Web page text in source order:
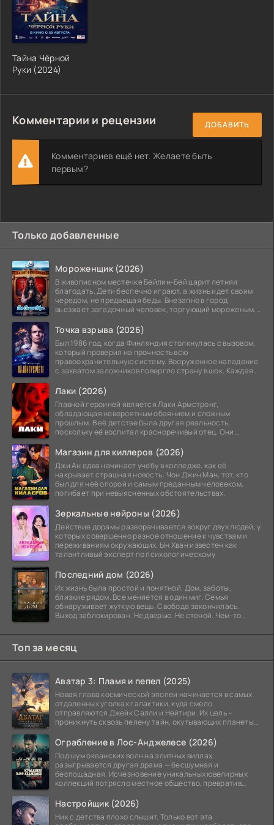
Тайна Чёрной
Руки (2024)
Комментарии и рецензии ДОБАВИТЬ
Комментариев ещё нет. Желаете быть
первым?
Только добавленные
Мороженщик (2026)
В живописном местечке Бейлин-Бей царит летняя
благодать. Дети беспечно играют, а жизнь идет своим
чередом, не предвещая беды. Внезапно в город
въезжает загадочный человек, торгующий мороженым.
Точка взрыва (2026)
Был 1986 год, когда Финляндия столкнулась с вызовом,
который проверил на прочность всю
правоохранительную систему. Вооруженное нападение
с захватом заложников повергло страну в шок. Каждая
Лаки (2026)
Главной героиней является Лаки Армстронг,
обладающая невероятным обаянием и сложным
прошлым. В её детстве была другая реальность,
поскольку её воспитал красноречивый отец. Они
Магазин для киллеров (2026)
Джи Ан едва начинает учёбу в колледже, как её
накрывает страшная новость: Чон Джин Ман, тот, кто
был для неё опорой и самым преданным человеком,
погибает при невыясненных обстоятельствах.
Зеркальные нейроны (2026)
Действие дорамы разворачивается вокруг двух людей, у
которых совершенно разное отношение к чувствам и
переживаниям окружающих. Ын Хван известен как
талантливый эксперт по психологическому
Последний дом (2026)
Их жизнь была простой и понятной. Дом, заботы,
близкие рядом. Все меняется в один миг. Семья
обнаруживает жуткую вещь. Свобода закончилась.
Выход заблокирован. Не дверью. Не стеной. Чем-то
Топ за месяц
Аватар 3: Пламя и пепел (2025)
Новая глава космической эпопеи начинается в самых
отдаленных уголках галактики, куда смело
отправляются Джейк Салли и Нейтири. Их цель –
проникнуть сквозь пелену тайн, окутывающих планеты
Ограбление в Лос-Анджелесе (2026)
Под шум океанских волн на элитных виллах
разыгрывается другая драма — бесшумная и
беспощадная. Исчезновение уникальных ювелирных
коллекций потрясло местное общество, превратив
Настройщик (2026)
Ник с детства плохо слышит. Только вот эта